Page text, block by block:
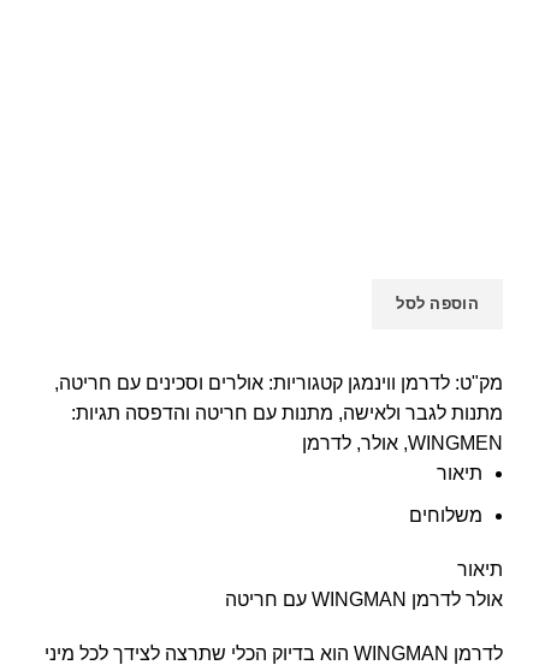
הוספה לסל
מק"ט: לדרמן ווינמגן קטגוריות: אולרים וסכינים עם חריטה,
מתנות לגבר ולאישה, מתנות עם חריטה והדפסה תגיות:
WINGMEN
, אולר, לדרמן
תיאור
משלוחים
תיאור
אולר לדרמן WINGMAN עם חריטה
לדרמן WINGMAN הוא בדיוק הכלי שתרצה לצידך לכל מיני